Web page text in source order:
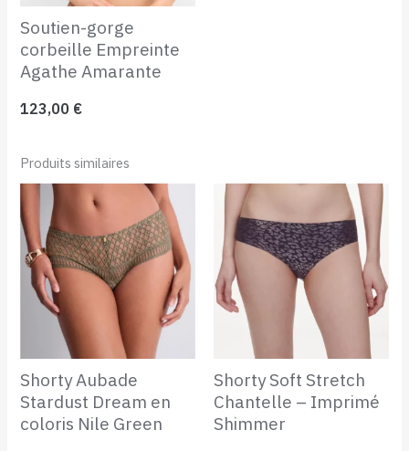
Soutien-gorge
corbeille Empreinte
Agathe Amarante
123,00 €
Produits similaires
Shorty Aubade
Stardust Dream en
coloris Nile Green
Shorty Soft Stretch
Chantelle – Imprimé
Shimmer